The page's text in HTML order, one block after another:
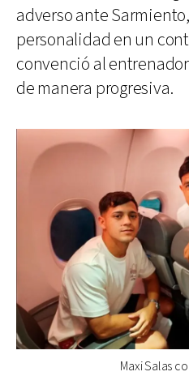
adverso ante
personalidad en un
convenció al
de manera progresiva.
Maxi Salas